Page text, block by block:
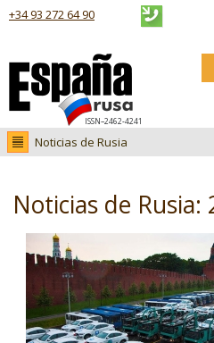
ISSN–2462-4241
+34 93 272 64 90
Noticias de Rusia
Noticias de Rusia
Ruso.tv
Noticias de Rusia: